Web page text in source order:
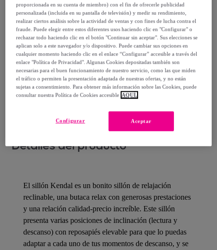
Entrega
Envío gratis
Entrega: Entre el14/08y el17/08
¿Cómo funciona?
Detalles del producto
El sillón Kendal es un bonito sillón de relajación
reclinable, una butaca relax con generosas prestaciones
y una relación calidad-precio increíble. Este sillón
presenta varias posiciones de inclinación (lectura y
descanso) con reposapiés elevable para que lo puedas
adaptar a cada uno de tus momentos de descanso, y se
proporcionada en su cuenta de miembro) con el fin de ofrecerle publicidad
personalizada (incluida en su pantalla de televisión) y medir su rendimiento,
realizar ciertos análisis sobre la actividad de ventas y con fines de lucha contra el
fraude. Puede elegir entre estos diferentes usos haciendo clic en "Configurar" o
rechazar todo haciendo clic en el botón "Continuar sin aceptar". Sus elecciones se
aplican solo a este navegador y/o dispositivo. Puede cambiar sus opciones en
cualquier momento haciendo clic en el enlace “Configurar” accesible a través del
enlace "Política de Privacidad". Algunas Cookies depositadas también son
necesarias para el buen funcionamiento de nuestro servicio, como las que miden
el tráfico o permiten la presentación adaptada de nuestras ofertas, y no están
sujetas a consentimiento. Para obtener más información sobre las Cookies, puede
consultar nuestra Política de Cookies accesible AQUÍ.
Aceptar
Configurar